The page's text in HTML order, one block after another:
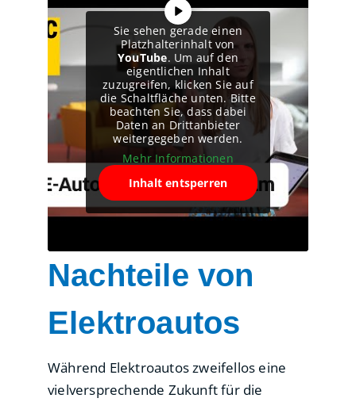
Sie sehen gerade einen
Platzhalterinhalt von
YouTube. Um auf den
eigentlichen Inhalt
zuzugreifen, klicken Sie auf
die Schaltfläche unten. Bitte
beachten Sie, dass dabei
Daten an Drittanbieter
weitergegeben werden.
Mehr Informationen
Inhalt entsperren
Nachteile von
Elektroautos
Während Elektroautos zweifellos eine
vielversprechende Zukunft für die